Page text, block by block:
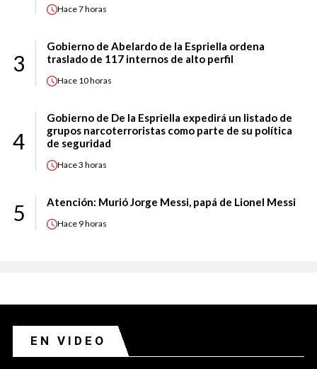
Hace7 horas
3
Gobierno de Abelardo de la Espriella ordena
traslado de 117 internos de alto perfil
Hace 10 horas
4
Gobierno de De la Espriella expedirá un listado de
grupos narcoterroristas como parte de su política
de seguridad
Hace3 horas
5 Atención: Murió Jorge Messi, papá de Lionel Messi
Hace 9 horas
EN VIDEO